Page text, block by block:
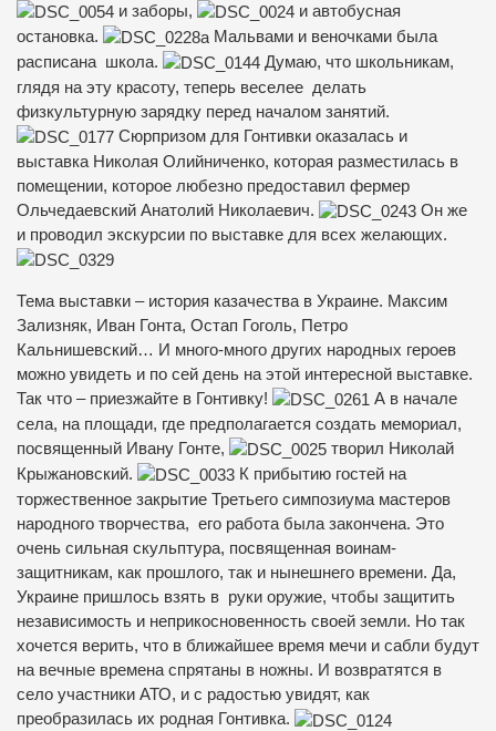
и заборы,
и автобусная
остановка.
Мальвами и веночками была
расписана школа.
Думаю, что школьникам,
глядя на эту красоту, теперь веселее делать
физкультурную зарядку перед началом занятий.
Сюрпризом для Гонтивки оказалась и
выставка Николая Олийниченко, которая разместилась в
помещении, которое любезно предоставил фермер
Ольчедаевский Анатолий Николаевич.
Он же
и проводил экскурсии по выставке для всех желающих.
Тема выставки – история казачества в Украине. Максим
Зализняк, Иван Гонта, Остап Гоголь, Петро
Кальнишевский… И много-много других народных героев
можно увидеть и по сей день на этой интересной выставке.
Так что – приезжайте в Гонтивку!
А в начале
села, на площади, где предполагается создать мемориал,
посвященный Ивану Гонте,
творил Николай
Крыжановский.
К прибытию гостей на
торжественное закрытие Третьего симпозиума мастеров
народного творчества, его работа была закончена. Это
очень сильная скульптура, посвященная воинам-
защитникам, как прошлого, так и нынешнего времени. Да,
Украине пришлось взять в руки оружие, чтобы защитить
независимость и неприкосновенность своей земли. Но так
хочется верить, что в ближайшее время мечи и сабли будут
на вечные времена спрятаны в ножны. И возвратятся в
село участники АТО, и с радостью увидят, как
преобразилась их родная Гонтивка.